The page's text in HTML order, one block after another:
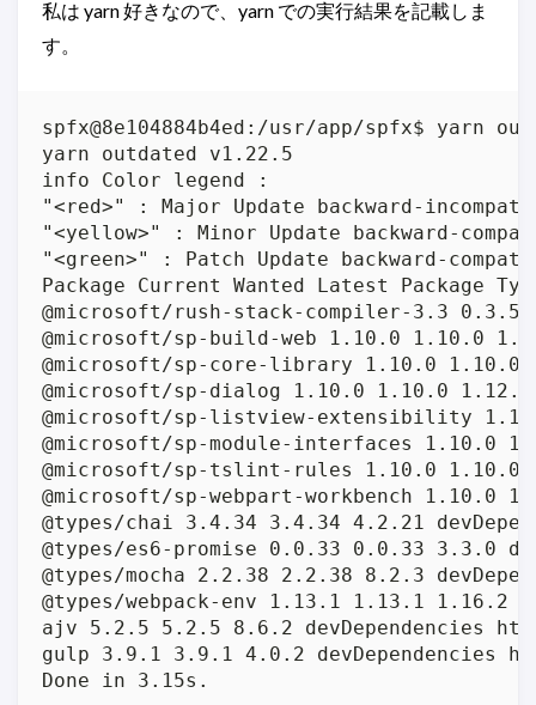
私は yarn 好きなので、yarn での実行結果を記載しま
す。
spfx@8e104884b4ed:/usr/app/spfx$ yarn
yarn outdated v1.22.5
info Color legend :
"<red>" : Major Update backward-
"<yellow>" : Minor Update backward-
"<green>" : Patch Update backward-
Package Current Wanted Latest Package
@microsoft/rush-stack-compiler-3.3
@microsoft/sp-build-web 1.10.0 1.10.0
@microsoft/sp-core-library 1.10.0 1.10.0
@microsoft/sp-dialog 1.10.0 1.10.0 1.12.1
@microsoft/sp-listview-extensibility
@microsoft/sp-module-interfaces 1.10.0
@microsoft/sp-tslint-rules 1.10.0 1.10.0
@microsoft/sp-webpart-workbench 1.10.0
@types/chai 3.4.34 3.4.34 4.2.21
@types/es6-promise 0.0.33 0.0.33 3.3.0
@types/mocha 2.2.38 2.2.38 8.2.3
@types/webpack-env 1.13.1 1.13.1
ajv 5.2.5 5.2.5 8.6.2 devDependencies
gulp 3.9.1 3.9.1 4.0.2 devDependencies